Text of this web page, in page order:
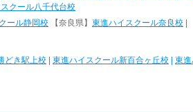
クール八千代台校
ール静岡校 【奈良県】 東進ハイスクール奈良校
どき駅上校 東進ハイスクール新百合ヶ丘校 東